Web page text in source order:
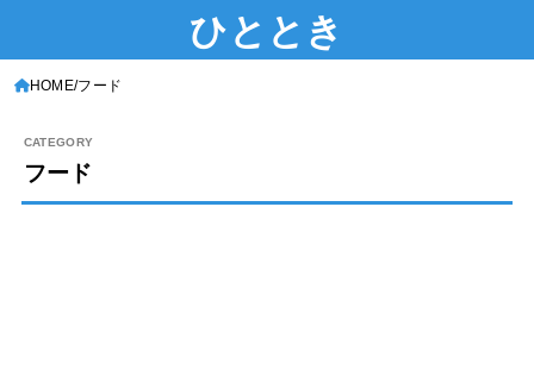
ひととき
HOME フード
フード